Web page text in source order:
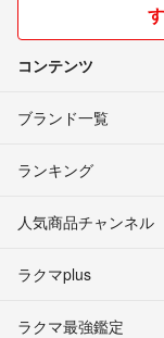
コンテンツ
ブランド一覧
ランキング
人気商品チャンネル
ラクマplus
ラクマ最強鑑定